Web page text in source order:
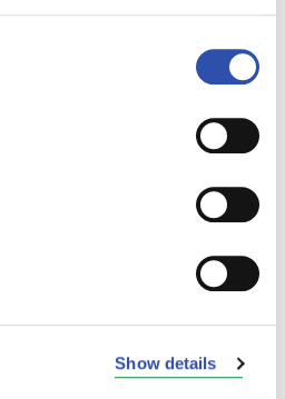
Show details